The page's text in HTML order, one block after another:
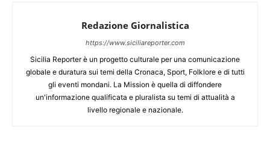
Redazione Giornalistica
https://www.siciliareporter.com
Sicilia Reporter è un progetto culturale per una comunicazione
globale e duratura sui temi della Cronaca, Sport, Folklore e di tutti
gli eventi mondani. La Mission è quella di diffondere
un'informazione qualificata e pluralista su temi di attualità a
livello regionale e nazionale.